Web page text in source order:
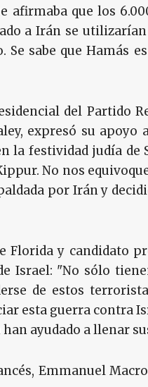
afirmaba que los
a Irán se
Se sabe que Hamás
del Partido
expresó su apoyo
la festividad judía
No nos
por Irán y
Florida y candidato
Israel: "No sólo
de estos
esta guerra contra
ayudado a llenar
Emmanuel